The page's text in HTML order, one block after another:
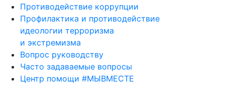
Противодействие коррупции
Профилактика и противодействие
идеологии терроризма
и экстремизма
Вопрос руководству
Часто задаваемые вопросы
Центр помощи #МЫВМЕСТЕ